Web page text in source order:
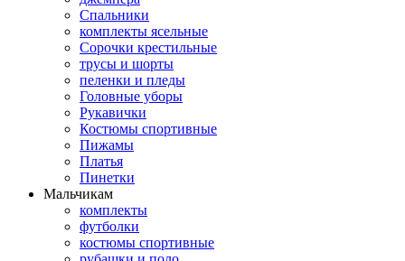
Спальники
комплекты ясельные
Сорочки крестильные
трусы и шорты
пеленки и пледы
Головные уборы
Рукавички
Костюмы спортивные
Пижамы
Платья
Пинетки
Мальчикам
комплекты
футболки
костюмы спортивные